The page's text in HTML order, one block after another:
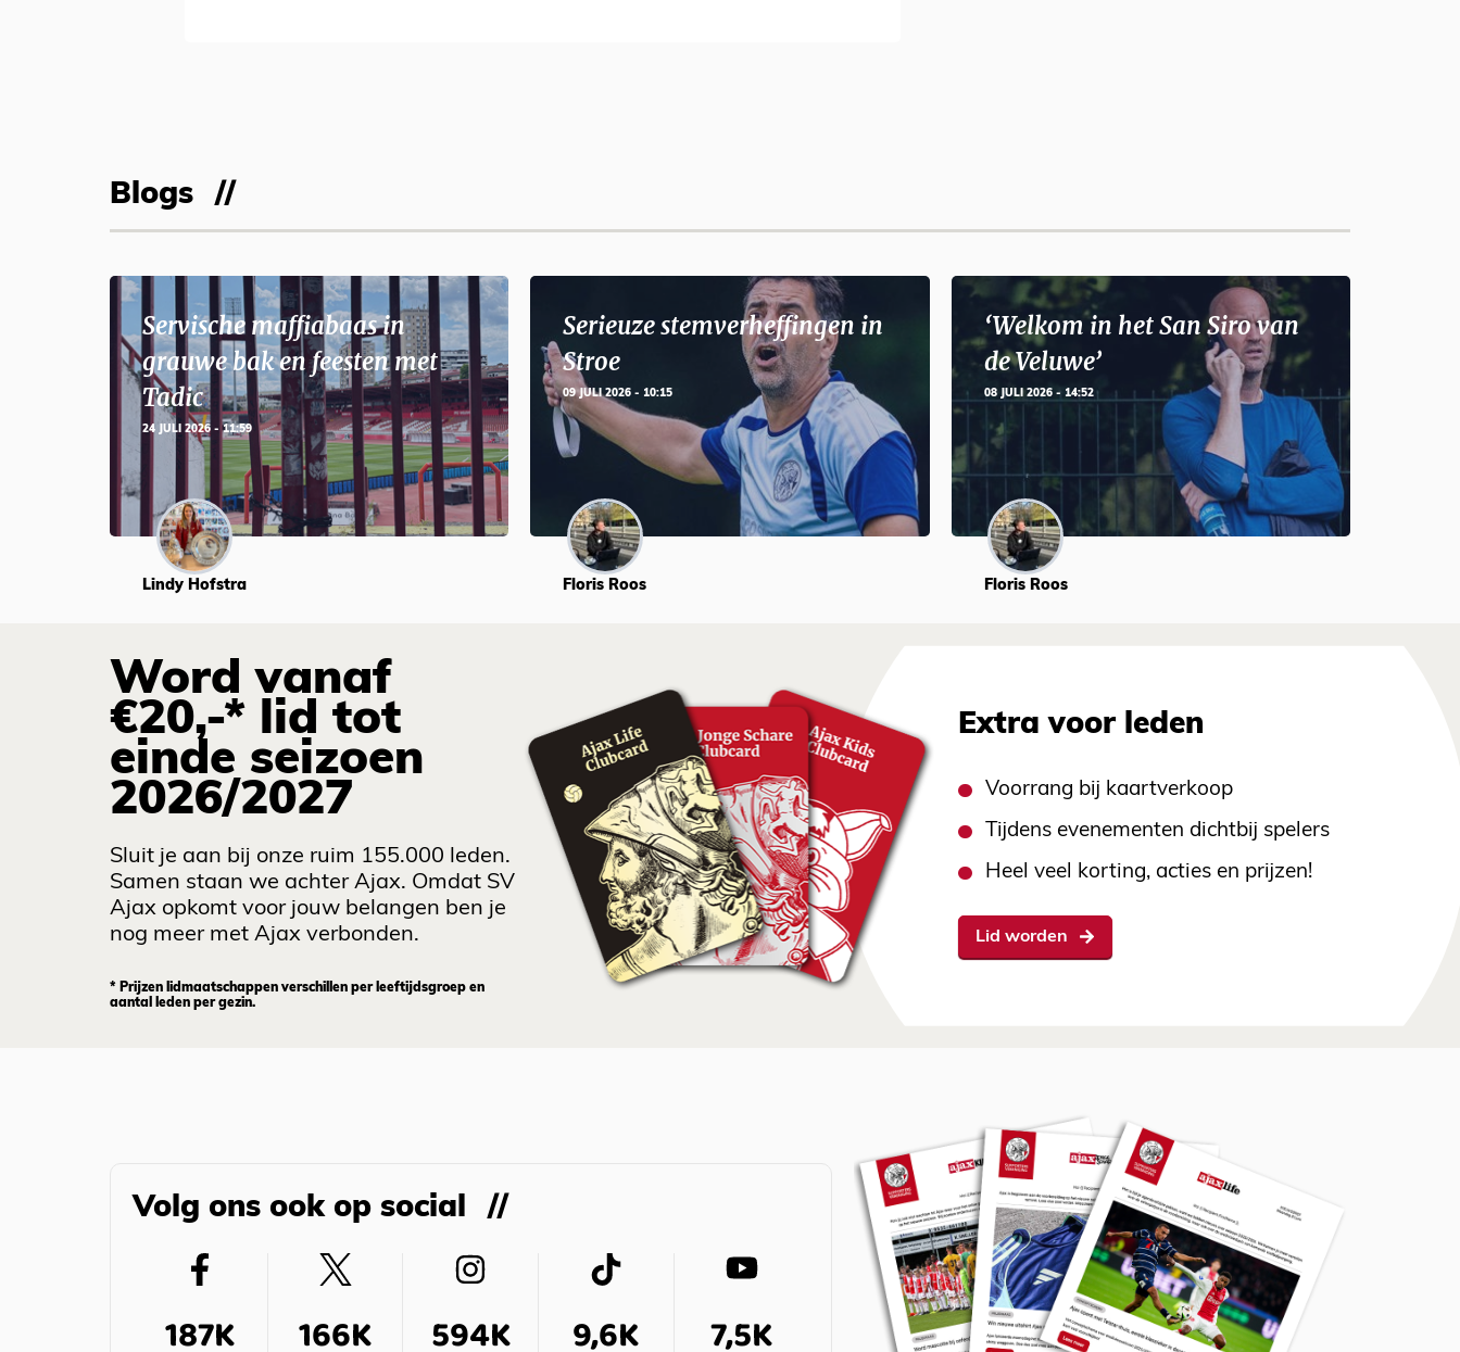
Blogs
Servische maffiabaas in
grauwe bak en feesten met
Tadic
24 JULI 2026 - 11:59
Lindy Hofstra
Serieuze stemverheffingen in
Stroe
09 JULI 2026 - 10:15
Floris Roos
‘Welkom in het San Siro van
de Veluwe’
08 JULI 2026 - 14:52
Floris Roos
Word vanaf
€20,-* lid tot
einde seizoen
2026/2027
Sluit je aan bij onze ruim 155.000 leden.
Samen staan we achter Ajax. Omdat SV
Ajax opkomt voor jouw belangen ben je
nog meer met Ajax verbonden.
* Prijzen lidmaatschappen verschillen per leeftijdsgroep en
aantal leden per gezin.
Extra voor leden
Voorrang bij kaartverkoop
Tijdens evenementen dichtbij spelers
Heel veel korting, acties en prijzen!
Lid worden
Volg ons ook op social
187K 166K 594K 9,6K 7,5K